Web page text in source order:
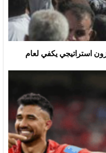
استراتيجي يكفي لعام